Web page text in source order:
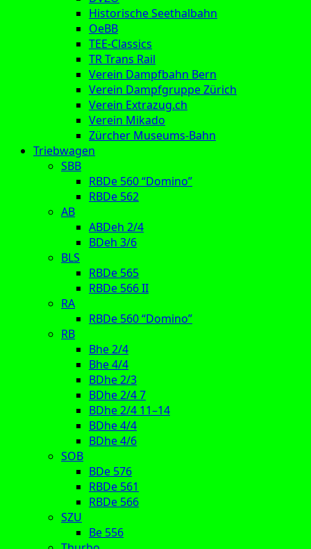
Historische Seethalbahn
OeBB
TEE-Classics
TR Trans Rail
Verein Dampfbahn Bern
Verein Dampfgruppe Zürich
Verein Extrazug.ch
Verein Mikado
Zürcher Museums-Bahn
Triebwagen
SBB
RBDe 560 “Domino”
RBDe 562
AB
ABDeh 2/4
BDeh 3/6
BLS
RBDe 565
RBDe 566 II
RA
RBDe 560 “Domino”
RB
Bhe 2/4
Bhe 4/4
BDhe 2/3
BDhe 2/4 7
BDhe 2/4 11–14
BDhe 4/4
BDhe 4/6
SOB
BDe 576
RBDe 561
RBDe 566
SZU
Be 556